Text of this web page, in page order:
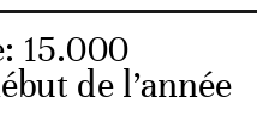
15.000
de l’année